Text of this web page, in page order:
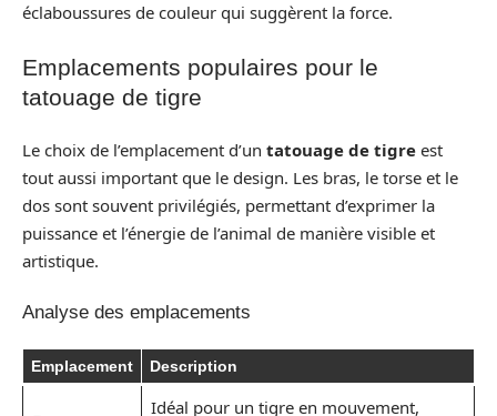
éclaboussures de couleur qui suggèrent la force.
Emplacements populaires pour le
tatouage de tigre
Le choix de l’emplacement d’un tatouage de tigre est
tout aussi important que le design. Les bras, le torse et le
dos sont souvent privilégiés, permettant d’exprimer la
puissance et l’énergie de l’animal de manière visible et
artistique.
Analyse des emplacements
Emplacement Description
Idéal pour un tigre en mouvement,